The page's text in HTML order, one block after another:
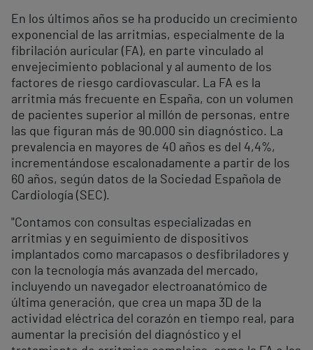
En los últimos años se ha producido un crecimiento
exponencial de las arritmias, especialmente de la
fibrilación auricular (FA), en parte vinculado al
envejecimiento poblacional y al aumento de los
factores de riesgo cardiovascular. La FA es la
arritmia más frecuente en España, con un volumen
de pacientes superior al millón de personas, entre
las que figuran más de 90.000 sin diagnóstico. La
prevalencia en mayores de 40 años es del 4,4%,
incrementándose escalonadamente a partir de los
60 años, según datos de la Sociedad Española de
Cardiología (SEC).
"Contamos con consultas especializadas en
arritmias y en seguimiento de dispositivos
implantados como marcapasos o desfibriladores y
con la tecnología más avanzada del mercado,
incluyendo un navegador electroanatómico de
última generación, que crea un mapa 3D de la
actividad eléctrica del corazón en tiempo real, para
aumentar la precisión del diagnóstico y el